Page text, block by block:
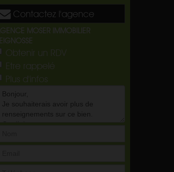
Contactez l'agence
MOSER IMMOBILIER
Obtenir un RDV
Etre rappelé
Plus d'infos